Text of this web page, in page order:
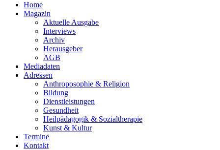
Home
Magazin
Aktuelle Ausgabe
Interviews
Archiv
Herausgeber
AGB
Mediadaten
Adressen
Anthroposophie & Religion
Bildung
Dienstleistungen
Gesundheit
Heilpädagogik & Sozialtherapie
Kunst & Kultur
Termine
Kontakt